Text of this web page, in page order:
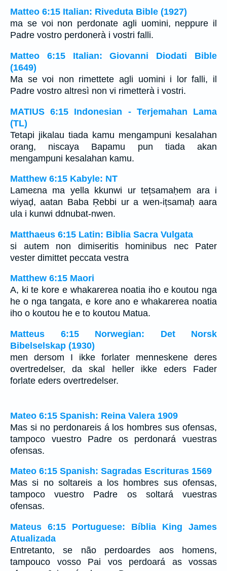
Matteo 6:15 Italian: Riveduta Bible (1927)
ma se voi non perdonate agli uomini, neppure il
Padre vostro perdonerà i vostri falli.
Matteo 6:15 Italian: Giovanni Diodati Bible
(1649)
Ma se voi non rimettete agli uomini i lor falli, il
Padre vostro altresì non vi rimetterà i vostri.
MATIUS 6:15 Indonesian - Terjemahan Lama
(TL)
Tetapi jikalau tiada kamu mengampuni kesalahan
orang, niscaya Bapamu pun tiada akan
mengampuni kesalahan kamu.
Matthew 6:15 Kabyle: NT
Lameɛna ma yella kkunwi ur tețsamaḥem ara i
wiyaḍ, aatan Baba Ṛebbi ur a wen-ițsamaḥ aara
ula i kunwi ddnubat-nwen.
Matthaeus 6:15 Latin: Biblia Sacra Vulgata
si autem non dimiseritis hominibus nec Pater
vester dimittet peccata vestra
Matthew 6:15 Maori
A, ki te kore e whakarerea noatia iho e koutou nga
he o nga tangata, e kore ano e whakarerea noatia
iho o koutou he e to koutou Matua.
Matteus 6:15 Norwegian: Det Norsk
Bibelselskap (1930)
men dersom I ikke forlater menneskene deres
overtredelser, da skal heller ikke eders Fader
forlate eders overtredelser.
Mateo 6:15 Spanish: Reina Valera 1909
Mas si no perdonareis á los hombres sus ofensas,
tampoco vuestro Padre os perdonará vuestras
ofensas.
Mateo 6:15 Spanish: Sagradas Escrituras 1569
Mas si no soltareis a los hombres sus ofensas,
tampoco vuestro Padre os soltará vuestras
ofensas.
Mateus 6:15 Portuguese: Bíblia King James
Atualizada
Entretanto, se não perdoardes aos homens,
tampouco vosso Pai vos perdoará as vossas